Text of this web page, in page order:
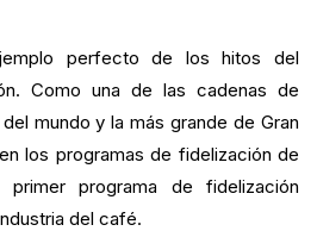
perfecto de los hitos del
Como una de las cadenas de
mundo y la más grande de Gran
los programas de fidelización de
programa de fidelización
del café.